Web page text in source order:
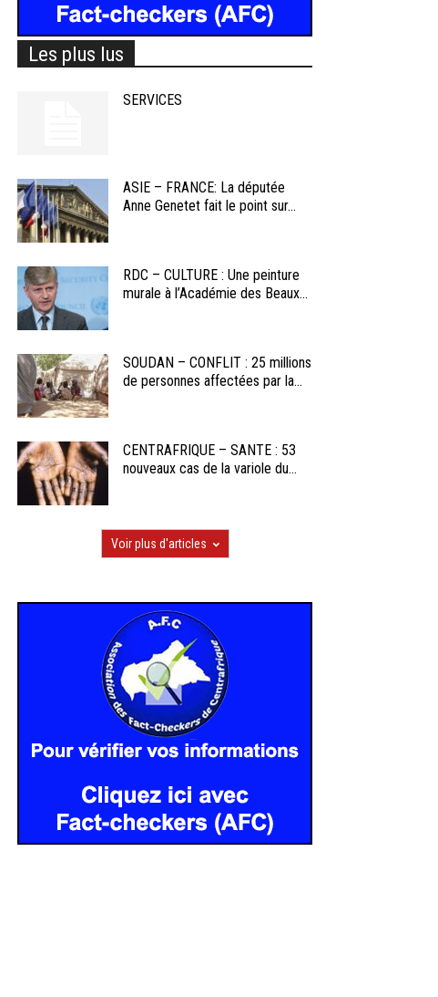
Les plus lus
SERVICES
ASIE – FRANCE: La députée
Anne Genetet fait le point sur...
RDC – CULTURE : Une peinture
murale à l’Académie des Beaux...
SOUDAN – CONFLIT : 25 millions
de personnes affectées par la...
CENTRAFRIQUE – SANTE : 53
nouveaux cas de la variole du...
Voir plus d'articles